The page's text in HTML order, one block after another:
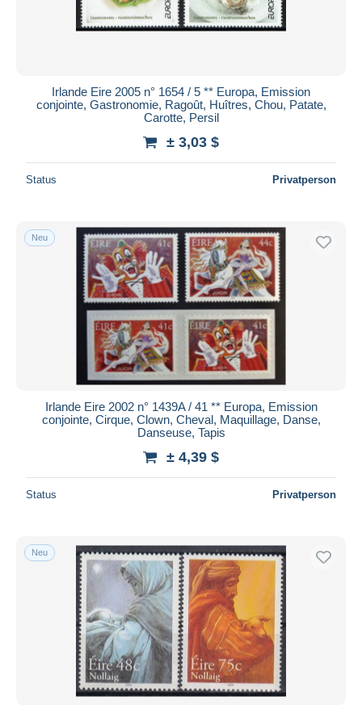
Irlande Eire 2005 n° 1654 / 5 ** Europa, Emission
conjointe, Gastronomie, Ragoût, Huîtres, Chou, Patate,
Carotte, Persil
± 3,03 $
Status Privatperson
Neu
Irlande Eire 2002 n° 1439A / 41 ** Europa, Emission
conjointe, Cirque, Clown, Cheval, Maquillage, Danse,
Danseuse, Tapis
± 4,39 $
Status Privatperson
Neu